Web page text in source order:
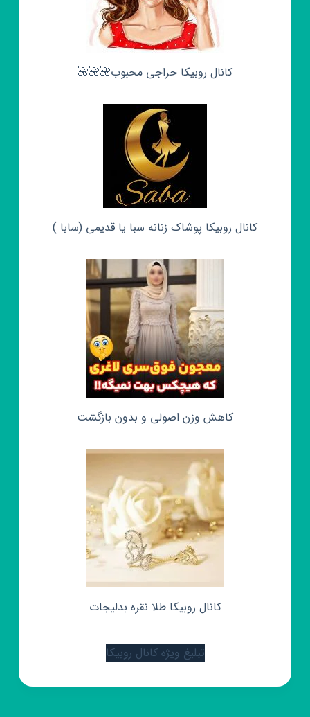
کانال روبیکا حراجی محبوب🌺🌺🌺
کانال روبیکا پوشاک زنانه سبا یا قدیمی (سابا )
کاهش وزن اصولی و بدون بازگشت
کانال روبیکا طلا نقره بدلیجات
تبلیغ ویژه کانال روبیکا